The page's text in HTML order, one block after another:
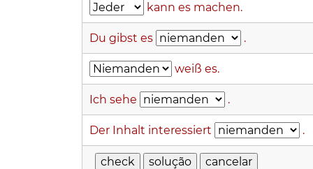
kann es machen.
Du gibst es .
weiß es.
Ich sehe .
Der Inhalt interessiert .